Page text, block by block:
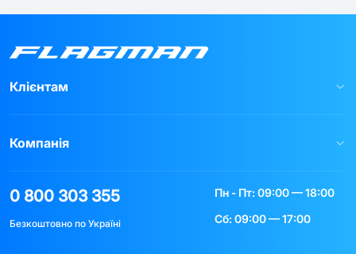
Клієнтам
Компанія
0 800 303 355
Безкоштовно по Україні
Пн - Пт: 09:00 — 18:00
Сб: 09:00 — 17:00